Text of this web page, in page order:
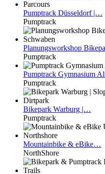
Pumptrack Düsseldorf |…
Pumptrack
Planungsworkshop
Pumptrack
Pumptrack Gymnasium
Pumptrack
Bikepark Warburg |…
Pumptrack
Mountainbike & eBike…
NorthShore